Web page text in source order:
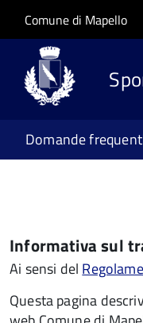
Salta al
Skip to site
Comune di Mapello
Domande
Informativa sul
Ai sensi del
Questa pagina